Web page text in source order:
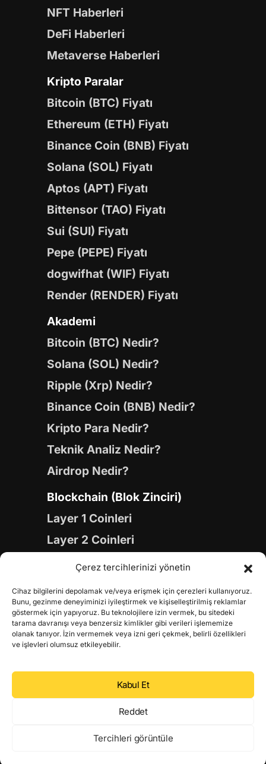
Çerez tercihlerinizi yönetin
Cihaz bilgilerini depolamak ve/veya erişmek için çerezleri kullanıyoruz.
Bunu, gezinme deneyiminizi iyileştirmek ve kişiselleştirilmiş reklamlar
göstermek için yapıyoruz. Bu teknolojilere izin vermek, bu sitedeki
tarama davranışı veya benzersiz kimlikler gibi verileri işlememize
olanak tanıyor. İzin vermemek veya izni geri çekmek, belirli özellikleri
ve işlevleri olumsuz etkileyebilir.
Kabul Et
Reddet
Tercihleri görüntüle
NFT Haberleri
DeFi Haberleri
Metaverse Haberleri
Kripto Paralar
Bitcoin (BTC) Fiyatı
Ethereum (ETH) Fiyatı
Binance Coin (BNB) Fiyatı
Solana (SOL) Fiyatı
Aptos (APT) Fiyatı
Bittensor (TAO) Fiyatı
Sui (SUI) Fiyatı
Pepe (PEPE) Fiyatı
dogwifhat (WIF) Fiyatı
Render (RENDER) Fiyatı
Akademi
Bitcoin (BTC) Nedir?
Solana (SOL) Nedir?
Ripple (Xrp) Nedir?
Binance Coin (BNB) Nedir?
Kripto Para Nedir?
Teknik Analiz Nedir?
Airdrop Nedir?
Blockchain (Blok Zinciri)
Layer 1 Coinleri
Layer 2 Coinleri
Yapay Zeka (AI) Coinleri
Gaming Coinleri
RWA Coinleri
DeFi Coinleri
DePIN Coinleri
Metaverse Coinleri
Web 3.0 Coinleri
Coin Türevleri